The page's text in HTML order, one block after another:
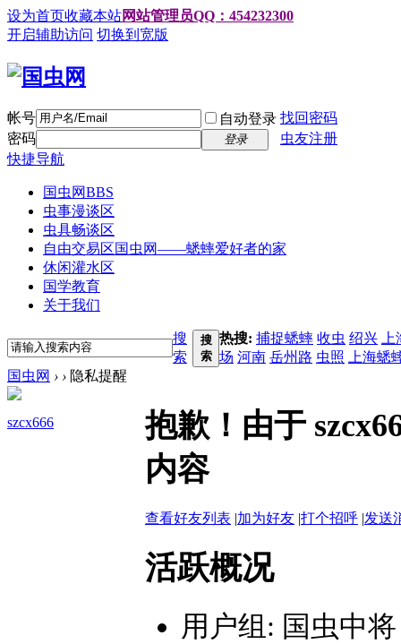
设为首页收藏本站网站管理员QQ：454232300
开启辅助访问 切换到宽版
帐号 自动登录 找回密码
密码
登录
虫友注册
快捷导航
国虫网BBS
虫事漫谈区
虫具畅谈区
自由交易区国虫网——蟋蟀爱好者的家
休闲灌水区
国学教育
关于我们
搜
索
搜
索
热搜: 捕捉蟋蟀 收虫 绍兴
场 河南 岳州路 虫照
上海蟋
国虫网 › › 隐私提醒
szcx666
抱歉！由于
内容
查看好友列表 |加为好友 |打个招呼 |发送
活跃概况
用户组: 国虫中将